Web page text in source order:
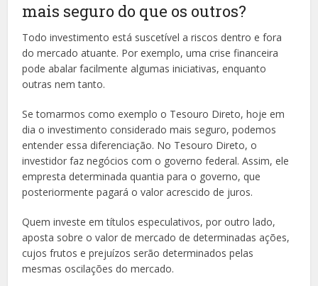
mais seguro do que os outros?
Todo investimento está suscetível a riscos dentro e fora
do mercado atuante. Por exemplo, uma crise financeira
pode abalar facilmente algumas iniciativas, enquanto
outras nem tanto.
Se tomarmos como exemplo o Tesouro Direto, hoje em
dia o investimento considerado mais seguro, podemos
entender essa diferenciação. No Tesouro Direto, o
investidor faz negócios com o governo federal. Assim, ele
empresta determinada quantia para o governo, que
posteriormente pagará o valor acrescido de juros.
Quem investe em títulos especulativos, por outro lado,
aposta sobre o valor de mercado de determinadas ações,
cujos frutos e prejuízos serão determinados pelas
mesmas oscilações do mercado.